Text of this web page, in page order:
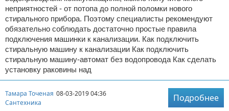
неприятностей - от потопа до полной поломки нового
стирального прибора. Поэтому специалисты рекомендуют
обязательно соблюдать достаточно простые правила
подключения машинки к канализации. Как подключить
стиральную машину к канализации Как подключить
стиральную машину-автомат без водопровода Как сделать
установку раковины над
Тамара Точеная 08-03-2019 04:36
Сантехника
Подробнее